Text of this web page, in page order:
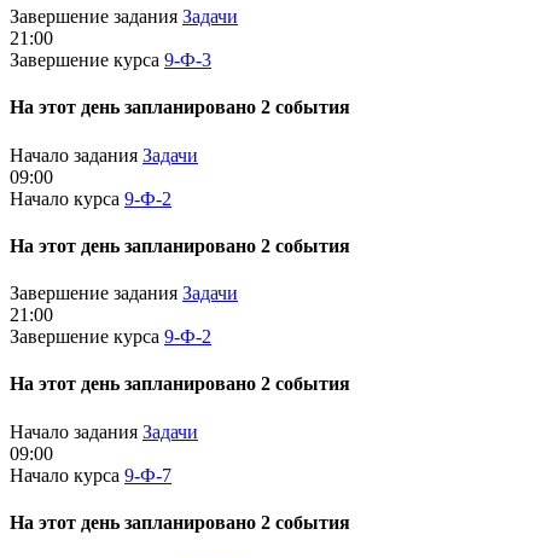
Завершение задания Задачи
21:00
Завершение курса 9-Ф-3
На этот день запланировано 2 события
Начало задания Задачи
09:00
Начало курса 9-Ф-2
На этот день запланировано 2 события
Завершение задания Задачи
21:00
Завершение курса 9-Ф-2
На этот день запланировано 2 события
Начало задания Задачи
09:00
Начало курса 9-Ф-7
На этот день запланировано 2 события